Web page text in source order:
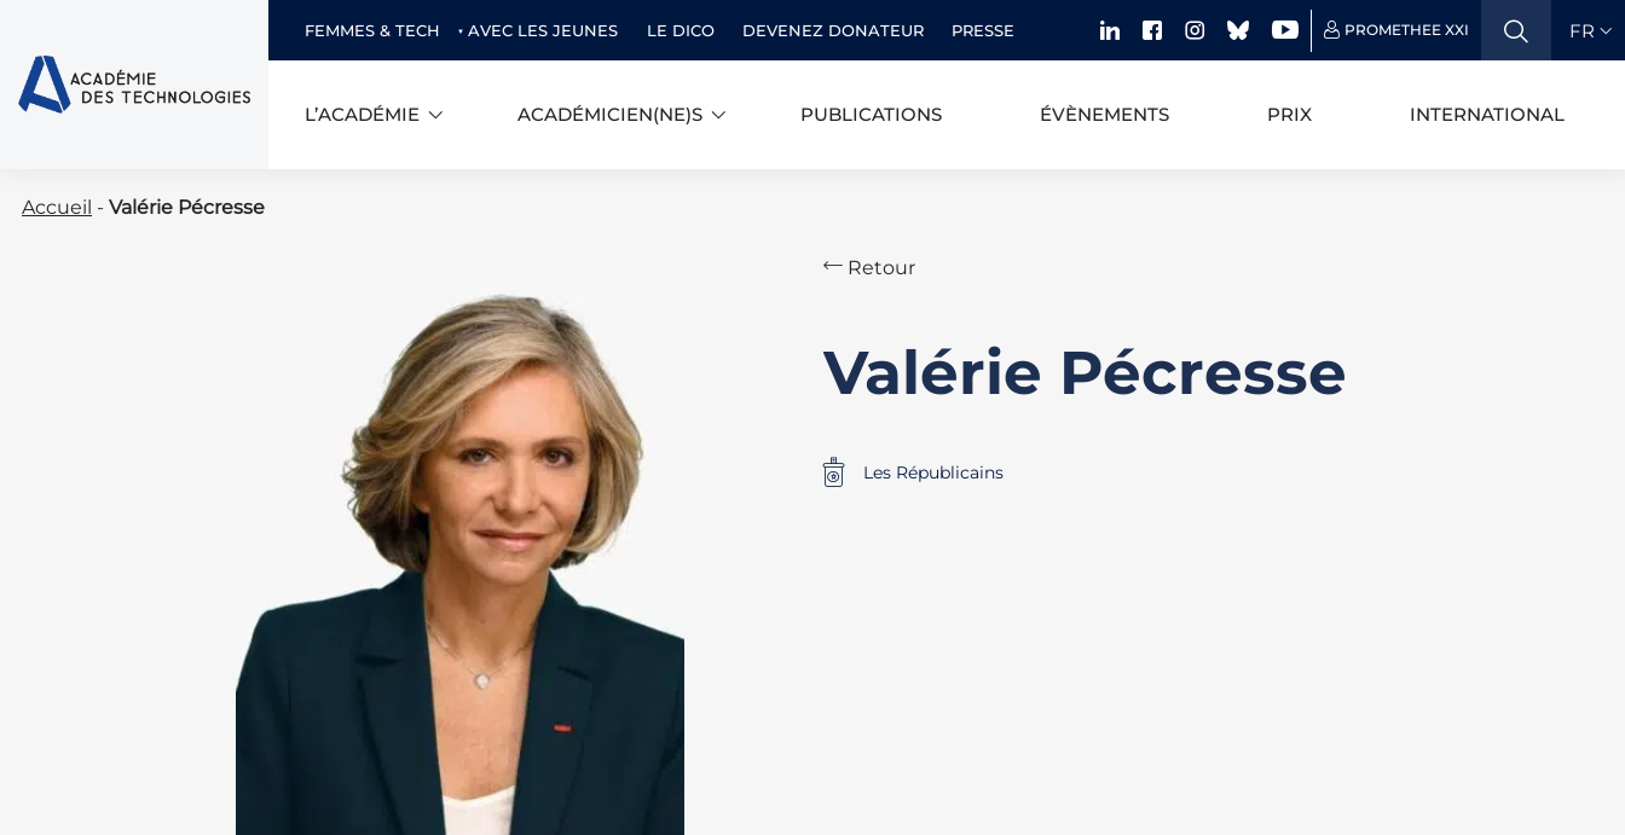
FEMMES & TECH AVEC LES JEUNES LE DICO DEVENEZ DONATEUR PRESSE PROMETHEE XXI FR
L’ACADÉMIE ACADÉMICIEN(NE)S PUBLICATIONS ÉVÈNEMENTS PRIX INTERNATIONAL
Accueil - Valérie Pécresse
Retour
Valérie Pécresse
Les Républicains